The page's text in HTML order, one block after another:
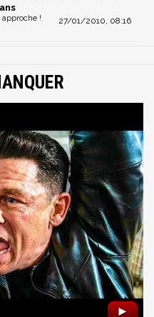
27/01/2010, 08:16
!
►